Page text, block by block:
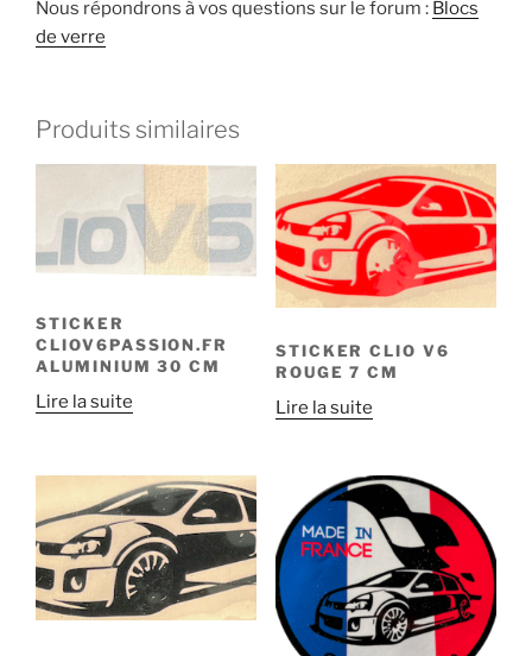
Nous répondrons à vos questions sur le forum : Blocs
de verre
Produits similaires
STICKER
CLIOV6PASSION.FR
ALUMINIUM 30 CM
Lire la suite
STICKER CLIO V6
ROUGE 7 CM
Lire la suite